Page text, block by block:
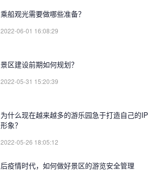
乘船观光需要做哪些准备？
2022-06-01 16:08:29
景区建设前期如何规划？
2022-05-31 15:20:39
为什么现在越来越多的游乐园急于打造自己的IP
形象？
2022-05-26 18:05:12
后疫情时代，如何做好景区的游览安全管理